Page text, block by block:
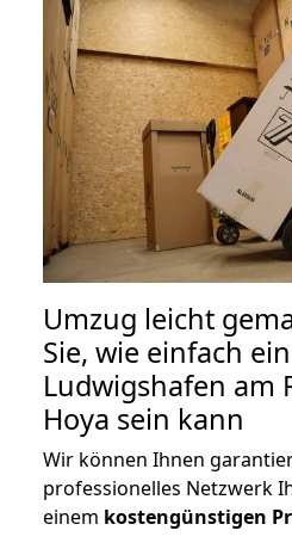
Umzug leicht
Sie, wie einfach
Ludwigshafen am
Hoya sein kann
Wir können Ihnen
professionelles Netzwerk
einem kostengünstigen